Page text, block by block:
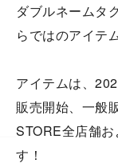
ダブルネームタ
らではのアイテ
アイテムは、
販売開始、⼀般
STORE全店舗
す！